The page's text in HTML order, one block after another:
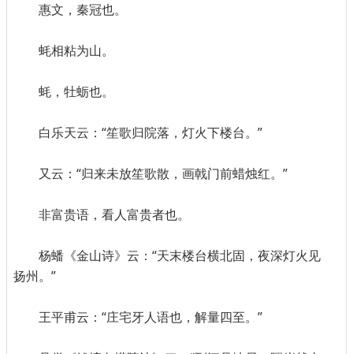
惠文，秦冠也。
蚝相粘为山。
蚝，牡蛎也。
白乐天云：“笙歌归院落，灯火下楼台。”
又云：“归来未放笙歌散，画戟门前蜡烛红。”
非富贵语，看人富贵者也。
杨蟠《金山诗》云：“天末楼台横北固，夜深灯火见
扬州。”
王平甫云：“庄宅牙人语也，解量四至。”